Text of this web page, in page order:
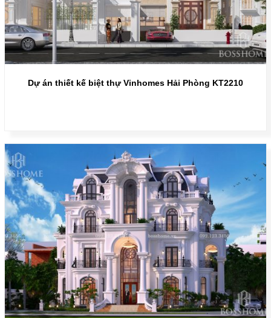
Dự án thiết kế biệt thự Vinhomes Hải Phòng KT2210